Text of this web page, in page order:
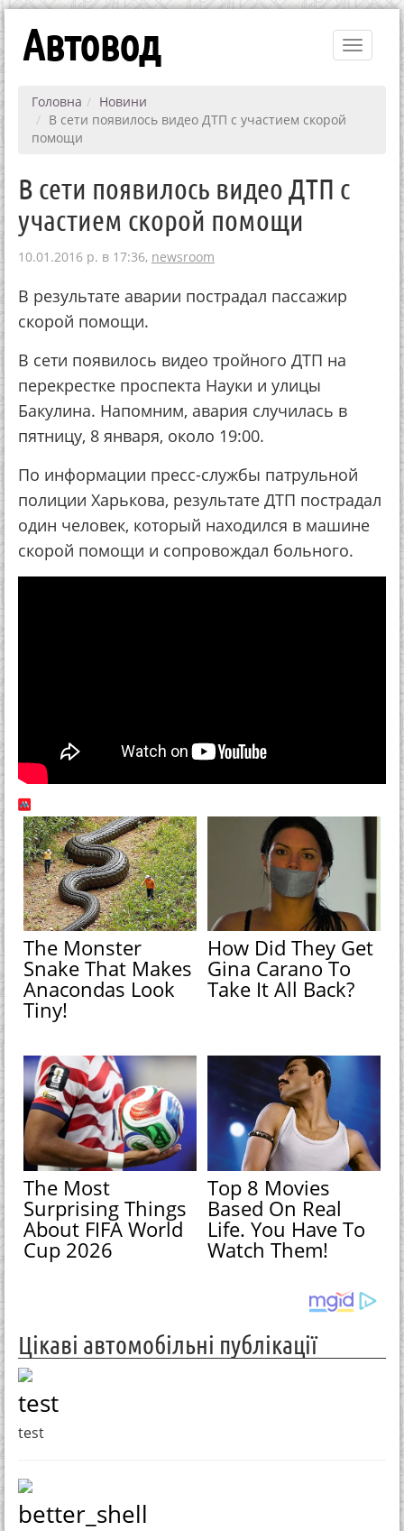
Toggle
Автовод
Головна
Новини
В сети появилось видео ДТП с участием скорой
помощи
В сети появилось видео ДТП с
участием скорой помощи
10.01.2016 р. в 17:36, newsroom
В результате аварии пострадал пассажир
скорой помощи.
В сети появилось видео тройного ДТП на
перекрестке проспекта Науки и улицы
Бакулина. Напомним, авария случилась в
пятницу, 8 января, около 19:00.
По информации пресс-службы патрульной
полиции Харькова, результате ДТП пострадал
один человек, который находился в машине
скорой помощи и сопровождал больного.
The Monster
Snake That Makes
Anacondas Look
Tiny!
How Did They Get
Gina Carano To
Take It All Back?
The Most
Surprising Things
About FIFA World
Cup 2026
Top 8 Movies
Based On Real
Life. You Have To
Watch Them!
Цікаві автомобільні публікації
test
test
better_shell